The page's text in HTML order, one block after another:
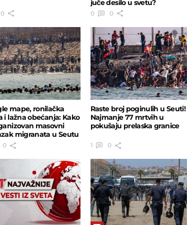
0
juče desilo u svetu?
0 0
mape, ronilačka
i lažna obećanja: Kako
masovni
migranata u Seutu
0
Raste broj poginulih u Seuti!
Najmanje 77 mrtvih u
pokušaju prelaska granice
1 0